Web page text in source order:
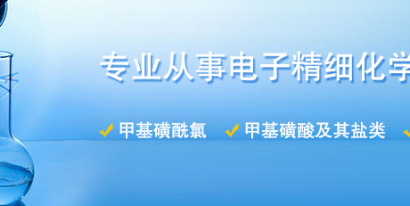
氟碳表面活性剂